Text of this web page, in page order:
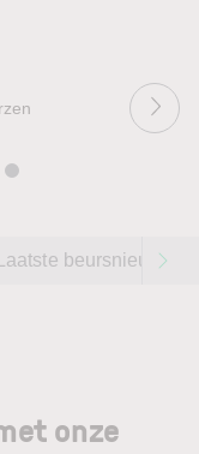
Laatste beursnieuws
onze